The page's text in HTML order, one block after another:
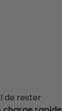
de rester